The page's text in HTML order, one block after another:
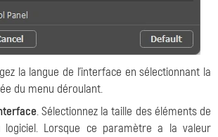
la langue de l'interface en sélectionnant la
du menu déroulant.
. Sélectionnez la taille des éléments de
logiciel. Lorsque ce paramètre a la valeur